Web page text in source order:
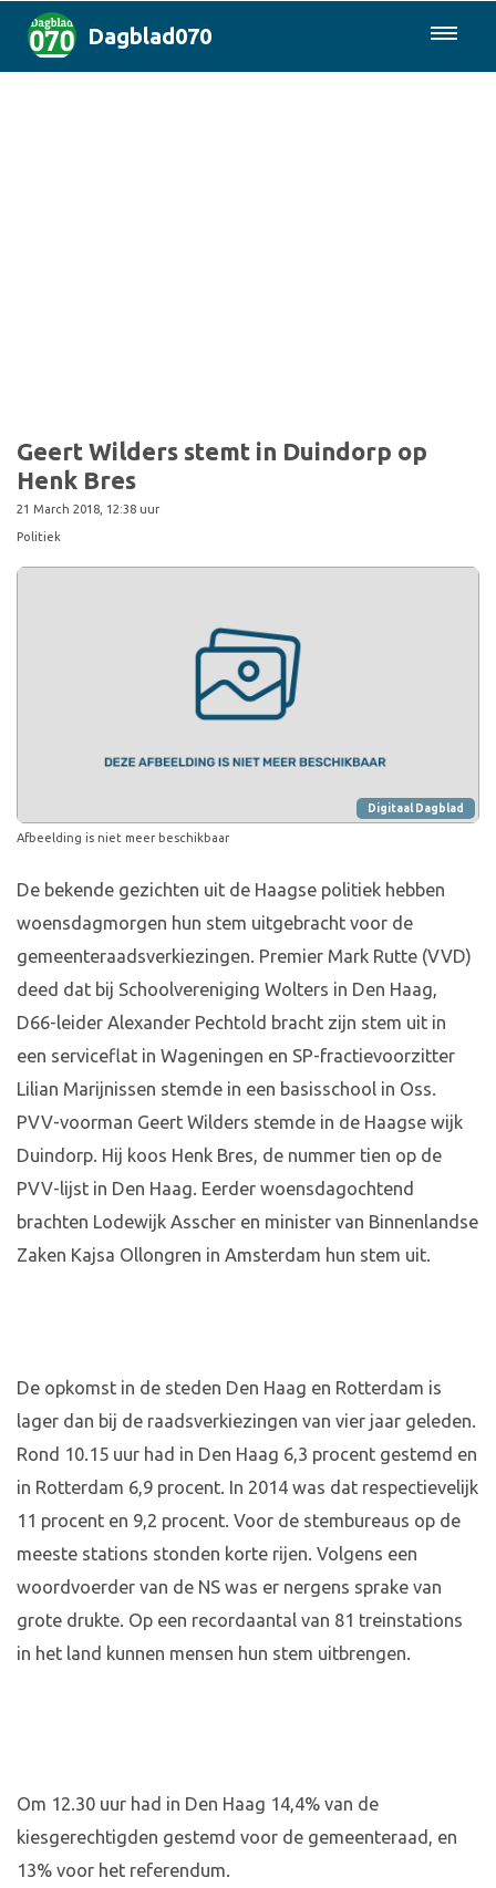
Dagblad070
Geert Wilders stemt in Duindorp op
Henk Bres
21 March 2018, 12:38 uur
Politiek
Digitaal Dagblad
Afbeelding is niet meer beschikbaar
De bekende gezichten uit de Haagse politiek hebben
woensdagmorgen hun stem uitgebracht voor de
gemeenteraadsverkiezingen. Premier Mark Rutte (VVD)
deed dat bij Schoolvereniging Wolters in Den Haag,
D66-leider Alexander Pechtold bracht zijn stem uit in
een serviceflat in Wageningen en SP-fractievoorzitter
Lilian Marijnissen stemde in een basisschool in Oss.
PVV-voorman Geert Wilders stemde in de Haagse wijk
Duindorp. Hij koos Henk Bres, de nummer tien op de
PVV-lijst in Den Haag. Eerder woensdagochtend
brachten Lodewijk Asscher en minister van Binnenlandse
Zaken Kajsa Ollongren in Amsterdam hun stem uit.
De opkomst in de steden Den Haag en Rotterdam is
lager dan bij de raadsverkiezingen van vier jaar geleden.
Rond 10.15 uur had in Den Haag 6,3 procent gestemd en
in Rotterdam 6,9 procent. In 2014 was dat respectievelijk
11 procent en 9,2 procent. Voor de stembureaus op de
meeste stations stonden korte rijen. Volgens een
woordvoerder van de NS was er nergens sprake van
grote drukte. Op een recordaantal van 81 treinstations
in het land kunnen mensen hun stem uitbrengen.
Om 12.30 uur had in Den Haag 14,4% van de
kiesgerechtigden gestemd voor de gemeenteraad, en
13% voor het referendum.